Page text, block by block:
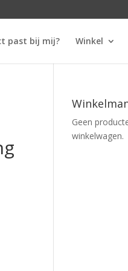
past bij mij? Winkel
Geen
winkelwagen.